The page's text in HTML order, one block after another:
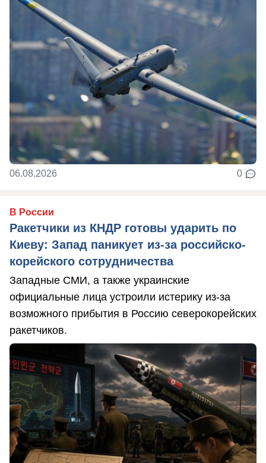
06.08.2026 0
В России
Ракетчики из КНДР готовы ударить по
Киеву: Запад паникует из-за российско-
корейского сотрудничества
Западные СМИ, а также украинские
официальные лица устроили истерику из-за
возможного прибытия в Россию северокорейских
ракетчиков.